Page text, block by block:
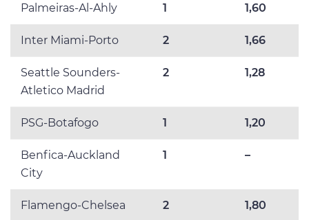
Palmeiras-Al-Ahly 1 1,60
Inter Miami-Porto 2 1,66
Seattle Sounders-
Atletico Madrid
2 1,28
PSG-Botafogo 1 1,20
Benfica-Auckland
City
1 –
Flamengo-Chelsea 2 1,80